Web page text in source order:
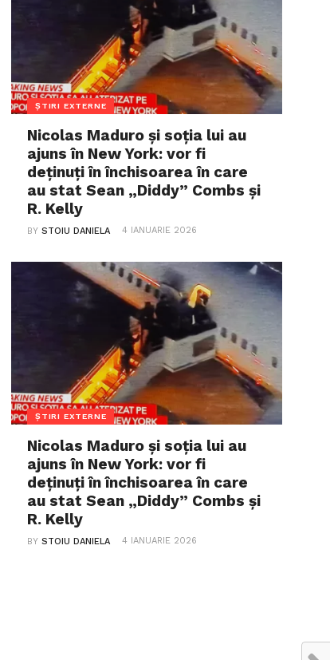
ȘTIRI EXTERNE
Nicolas Maduro și soția lui au
ajuns în New York: vor fi
deținuți în închisoarea în care
au stat Sean „Diddy” Combs și
R. Kelly
BYSTOIU DANIELA 4 IANUARIE 2026
ȘTIRI EXTERNE
Nicolas Maduro și soția lui au
ajuns în New York: vor fi
deținuți în închisoarea în care
au stat Sean „Diddy” Combs și
R. Kelly
BYSTOIU DANIELA 4 IANUARIE 2026